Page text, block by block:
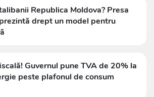
Republica Moldova? Presa
drept un model pentru
Guvernul pune TVA de 20% la
peste plafonul de consum